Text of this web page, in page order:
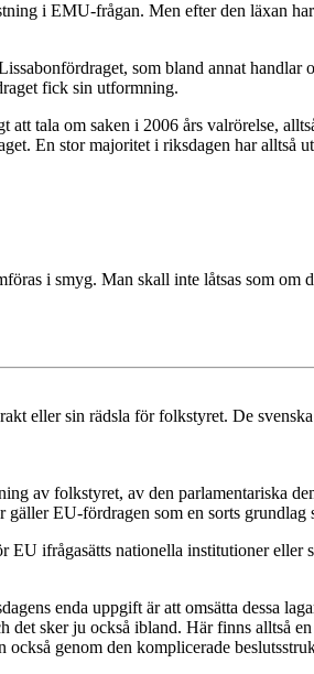
i EMU-frågan. Men efter den läxan
som bland annat
fick sin utform­ning.
tala om saken i 2006 års valrörelse,
En stor majoritet i riksdagen har alltså
i smyg. Man skall inte låtsas som om
eller sin rädsla för folkstyret. De
av folkstyret, av den parlamentariska
EU-fördragen som en sorts grundlag
EU ifrågasätts nationella institutioner
enda uppgift är att omsätta dessa
sker ju också ibland. Här finns alltså
genom den komplicerade